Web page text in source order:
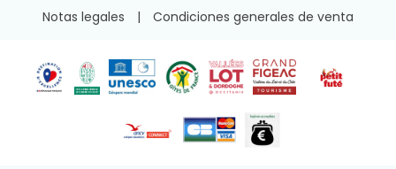
Notas legales | Condiciones generales de venta